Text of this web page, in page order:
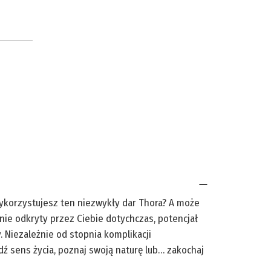
ten niezwykły dar Thora? A może
odkryty przez Ciebie dotychczas, potencjał
Niezależnie od stopnia komplikacji
sens życia, poznaj swoją naturę lub… zakochaj